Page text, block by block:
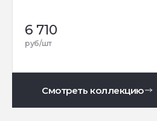
6 710
руб/шт
Смотреть коллекцию